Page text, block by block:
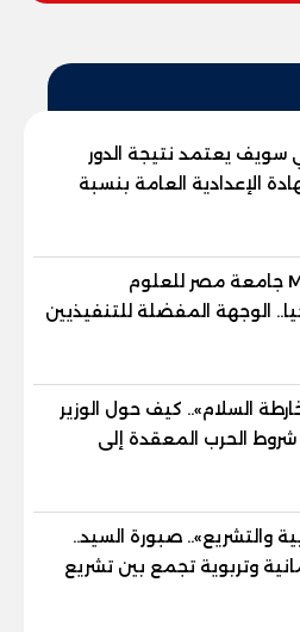
سويف يعتمد نتيجة الدور
الإعدادية العامة بنسبة
برنامج MBA جامعة مصر للعلوم
الوجهة المفضلة للتنفيذيين
لصناعة قادة
السلام».. كيف حول الوزير
الحرب المعقدة إلى
للانسحاب والإعمار؟
والتشريع».. صبورة السيد..
وتربوية تجمع بين تشريع
الأجيال لبناء الإنسان